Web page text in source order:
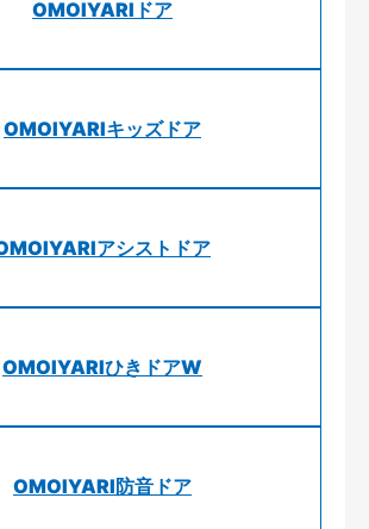
OMOIYARIドア
OMOIYARIキッズドア
アシストドア
OMOIYARIひきドアW
OMOIYARI防音ドア